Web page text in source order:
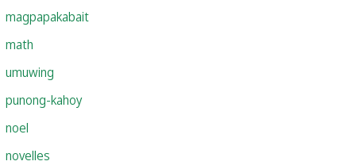
magpapakabait
math
umuwing
punong-kahoy
noel
novelles